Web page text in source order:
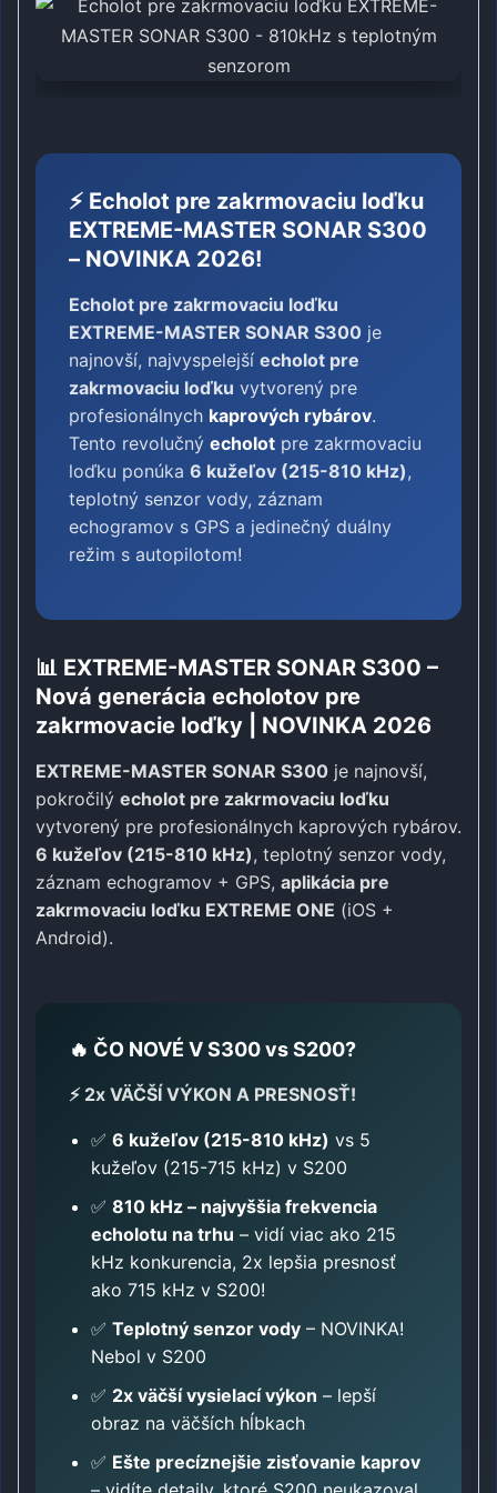
⚡ Echolot pre zakrmovaciu loďku
EXTREME-MASTER SONAR S300
– NOVINKA 2026!
Echolot pre zakrmovaciu loďku
EXTREME-MASTER SONAR S300 je
najnovší, najvyspelejší echolot pre
zakrmovaciu loďku vytvorený pre
profesionálnych kaprových rybárov.
Tento revolučný echolot pre zakrmovaciu
loďku ponúka 6 kužeľov (215-810 kHz),
teplotný senzor vody, záznam
echogramov s GPS a jedinečný duálny
režim s autopilotom!
📊 EXTREME-MASTER SONAR S300 –
Nová generácia echolotov pre
zakrmovacie loďky | NOVINKA 2026
EXTREME-MASTER SONAR S300 je najnovší,
pokročilý echolot pre zakrmovaciu loďku
vytvorený pre profesionálnych kaprových rybárov.
6 kužeľov (215-810 kHz), teplotný senzor vody,
záznam echogramov + GPS, aplikácia pre
zakrmovaciu loďku EXTREME ONE (iOS +
Android).
🔥 ČO NOVÉ V S300 vs S200?
⚡ 2x VÄČŠÍ VÝKON A PRESNOSŤ!
✅ 6 kužeľov (215-810 kHz) vs 5
kužeľov (215-715 kHz) v S200
✅ 810 kHz – najvyššia frekvencia
echolotu na trhu – vidí viac ako 215
kHz konkurencia, 2x lepšia presnosť
ako 715 kHz v S200!
✅ Teplotný senzor vody – NOVINKA!
Nebol v S200
✅ 2x väčší vysielací výkon – lepší
obraz na väčších hĺbkach
✅ Ešte precíznejšie zisťovanie kaprov